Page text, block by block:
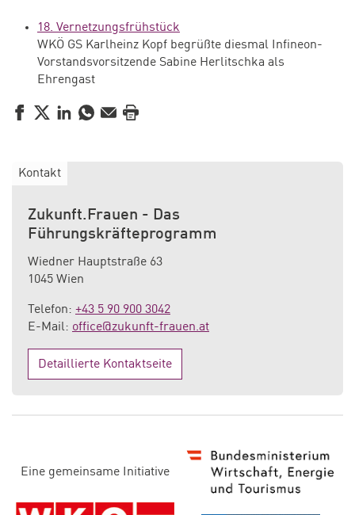
18. Vernetzungsfrühstück
WKÖ GS Karlheinz Kopf begrüßte diesmal Infineon-
Vorstandsvorsitzende Sabine Herlitschka als
Ehrengast
Facebook
TwitterLinkedIn
WhatsApp
E-MailDrucken
Kontakt
Zukunft.Frauen - Das
Führungskräfteprogramm
Wiedner Hauptstraße 63
1045 Wien
Telefon: +43 5 90 900 3042
E-Mail: office@zukunft-frauen.at
Detaillierte Kontaktseite
Eine gemeinsame Initiative